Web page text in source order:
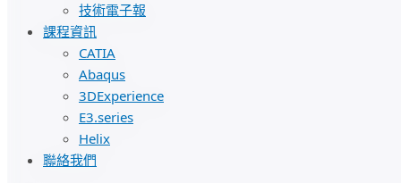
技術電子報
課程資訊
CATIA
Abaqus
3DExperience
E3.series
Helix
聯絡我們